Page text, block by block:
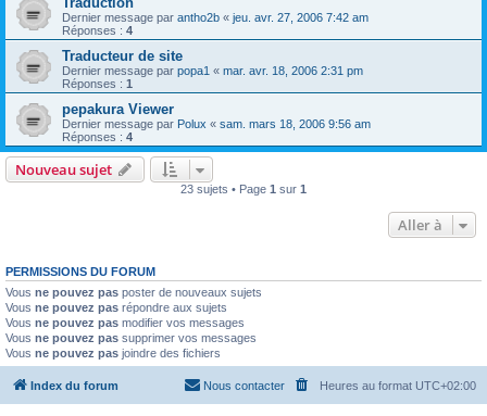
Dernier message par antho2b « jeu. avr. 27, 2006 7:42 am
Réponses : 4
Traducteur de site
Dernier message par popa1 « mar. avr. 18, 2006 2:31 pm
Réponses : 1
pepakura Viewer
Dernier message par Polux « sam. mars 18, 2006 9:56 am
Réponses : 4
Nouveau sujet
23 sujets • Page 1 sur 1
Aller à
PERMISSIONS DU FORUM
Vous ne pouvez pas poster de nouveaux sujets
Vous ne pouvez pas répondre aux sujets
Vous ne pouvez pas modifier vos messages
Vous ne pouvez pas supprimer vos messages
Vous ne pouvez pas joindre des fichiers
Index du forum Heures au format UTC+02:00
Nous contacter